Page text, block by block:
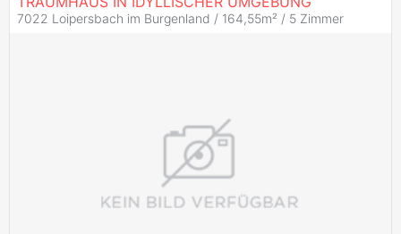
7022 Loipersbach im Burgenland / 164,55m² / 5 Zimmer